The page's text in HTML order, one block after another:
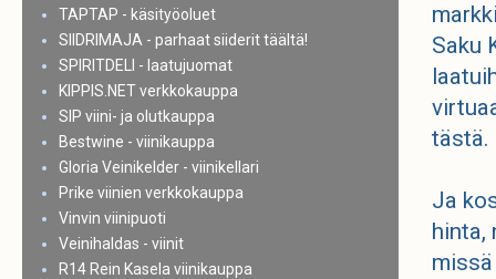
Saku
tästä.
Ja
hinta,
TAPTAP - käsityöoluet
SIIDRIMAJA - parhaat siiderit täältä!
SPIRITDELI - laatujuomat
KIPPIS.NET verkkokauppa
SIP viini- ja olutkauppa
Bestwine - viinikauppa
Gloria Veinikelder - viinikellari
Prike viinien verkkokauppa
Vinvin viinipuoti
Veinihaldas - viinit
R14 Rein Kasela viinikauppa